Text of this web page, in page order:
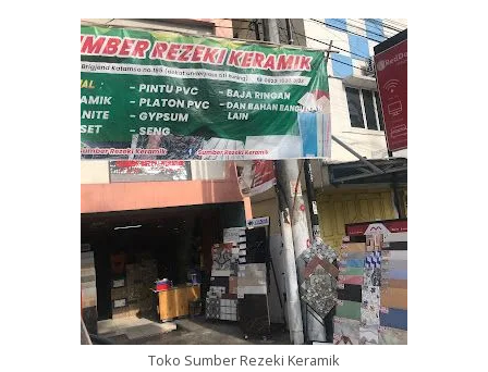
Toko Sumber Rezeki Keramik